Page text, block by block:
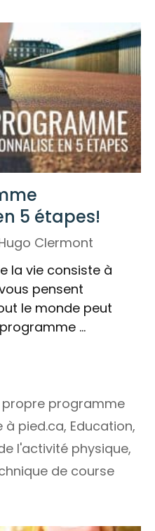
5 étapes!
Clermont
la vie consiste à
pensent
le monde peut
…
programme
à pied.ca, Education,
l'activité physique,
de course